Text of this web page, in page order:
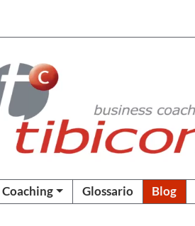
Coaching Glossario Blog